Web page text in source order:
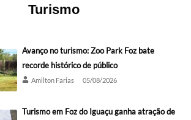
Turismo
Avanço no turismo: Zoo Park Foz bate
recorde histórico de público
Amilton Farias 05/08/2026
Turismo em Foz do Iguaçu ganha atração de